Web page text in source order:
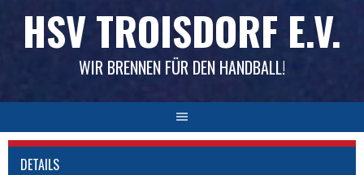
HSV TROISDORF E.V.
WIR BRENNEN FÜR DEN HANDBALL!
DETAILS